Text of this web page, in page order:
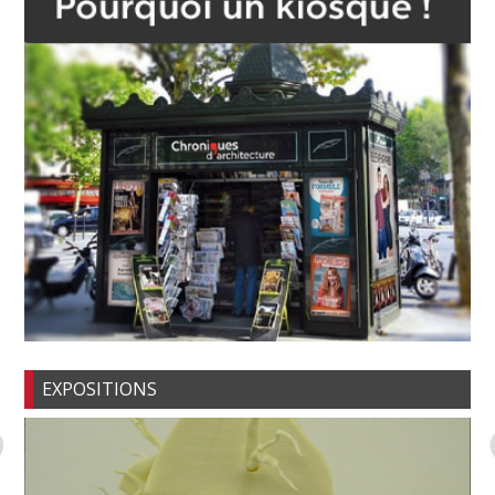
EXPOSITIONS